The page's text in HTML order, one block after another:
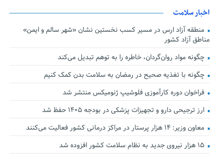
اخبار سلامت
منطقه آزاد ارس در مسیر کسب نخستین نشان «شهر سالم و ایمن»
مناطق آزاد کشور
چگونه مواد روان‌گردان، خاطره را به توهم تبدیل می‌کند
چگونه با تغذیه صحیح در رمضان به سلامت بدن کمک کنیم
فراخوان دوره کارآموزی فلوشیپ ژنومیکس منتشر شد
ارز ترجیحی دارو و تجهیزات پزشکی در بودجه ۱۴۰۵ حفظ شد
معاون وزیر: ۱۴ هزار پرستار در مراکز درمانی کشور فعالیت می‌کنند
۱۵ هزار نیروی جدید به نظام سلامت کشور افزوده شد